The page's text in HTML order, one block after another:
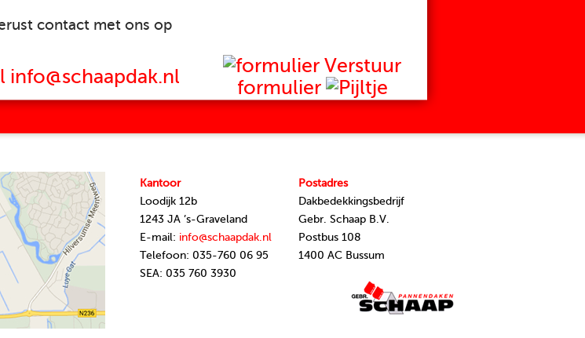
contact met ons op
info@schaapdak.nl
Verstuur
formulier
Kantoor
Loodijk 12b
1243 JA ’s-Graveland
E-mail: info@schaapdak.nl
Telefoon: 035-760 06 95
SEA: 035 760 3930
Postadres
Dakbedekkingsbedrijf
Gebr. Schaap B.V.
Postbus 108
1400 AC Bussum